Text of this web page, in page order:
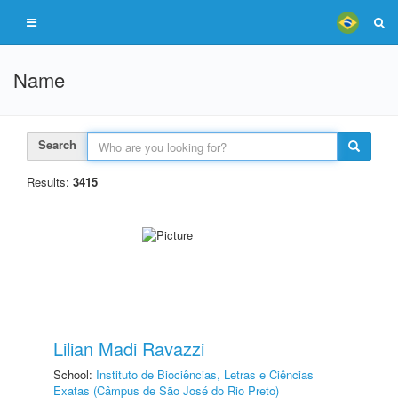
Name
Search
Results: 3415
Lilian Madi Ravazzi
School: Instituto de Biociências, Letras e Ciências
Exatas (Câmpus de São José do Rio Preto)